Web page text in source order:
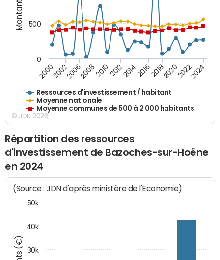
Ressources d'investissement / habitant
Moyenne nationale
Moyenne communes de 500 à 2 000 habitants
200020022006200820102012201420162018202020222024
0
500
© JDN 2026
Répartition des ressources
d'investissement de Bazoches-sur-Hoëne
en 2024
(Source : JDN d'après ministère de l'Economie)
30k
40k
50k